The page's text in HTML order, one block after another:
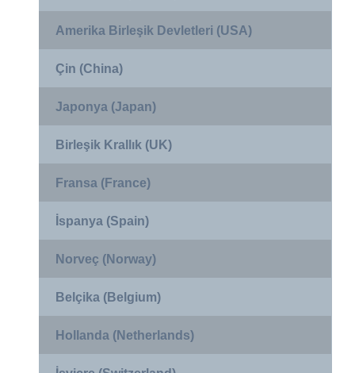
Amerika Birleşik Devletleri (USA)
Çin (China)
Japonya (Japan)
Birleşik Krallık (UK)
Fransa (France)
İspanya (Spain)
Norveç (Norway)
Belçika (Belgium)
Hollanda (Netherlands)